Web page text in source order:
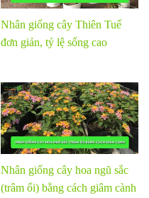
Nhân giống cây Thiên Tuế
đơn giản, tỷ lệ sống cao
Nhân giống cây hoa ngũ sắc
(trâm ổi) bằng cách giâm cành